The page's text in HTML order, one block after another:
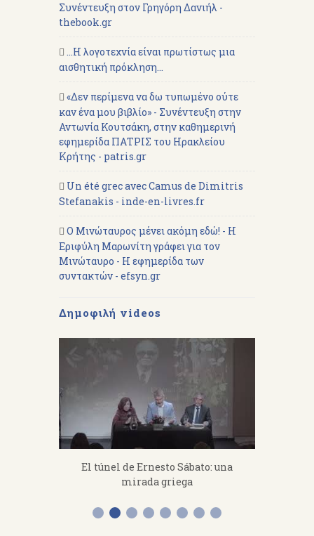
Συνέντευξη στον Γρηγόρη Δανιήλ -
thebook.gr
...Η λογοτεχνία είναι πρωτίστως μια
αισθητική πρόκληση...
«Δεν περίμενα να δω τυπωμένο ούτε
καν ένα μου βιβλίο» - Συνέντευξη στην
Αντωνία Κουτσάκη, στην καθημερινή
εφημερίδα ΠΑΤΡΙΣ του Ηρακλείου
Κρήτης - patris.gr
Un été grec avec Camus de Dimitris
Stefanakis - inde-en-livres.fr
Ο Μινώταυρος μένει ακόμη εδώ! - Η
Εριφύλη Μαρωνίτη γράφει για τον
Μινώταυρο - Η εφημερίδα των
συντακτών - efsyn.gr
Δημοφιλή videos
El túnel de Ernesto Sábato: una
mirada griega